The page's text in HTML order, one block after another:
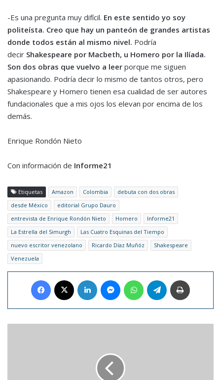
-Es una pregunta muy difícil. En este sentido yo soy
politeísta. Creo que hay un panteón de grandes artistas
donde todos están al mismo nivel. Podría
decir Shakespeare por Macbeth, u Homero por la Ilíada.
Son dos obras que vuelvo a leer porque me siguen
apasionando. Podría decir lo mismo de tantos otros, pero
Shakespeare y Homero tienen esa cualidad de ser autores
fundacionales que a mis ojos los elevan por encima de los
demás.
Enrique Rondón Nieto
Con información de Informe21
Etiquetas Amazon Colombia
debuta con dos obras
desde México
editorial Grupo Dauro
entrevista de Enrique Rondón Nieto
Homero
Informe21
La Estrella del Simurgh
Las Cuatro Esquinas del Tiempo
nuevo escritor venezolano
Ricardo Díaz Muñóz
Shakespeare
Venezuela
Facebook LinkedIn MessengerWhatsAppTelegram